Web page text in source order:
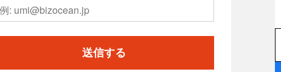
送信する